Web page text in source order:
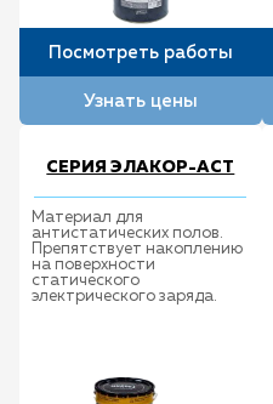
Посмотреть работы
Узнать цены
СЕРИЯ ЭЛАКОР-АСТ
Материал для
антистатических полов.
Препятствует накоплению
на поверхности
статического
электрического заряда.